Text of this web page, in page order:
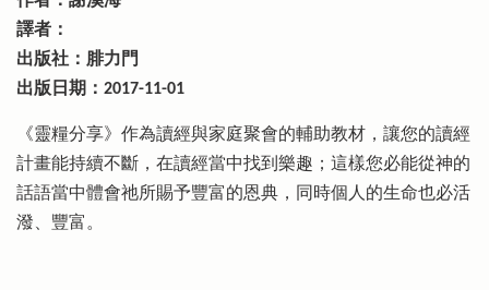
譯者：
出版社：腓力門
出版日期：2017-11-01
《靈糧分享》作為讀經與家庭聚會的輔助教材，讓您的讀經
計畫能持續不斷，在讀經當中找到樂趣；這樣您必能從神的
話語當中體會祂所賜予豐富的恩典，同時個人的生命也必活
潑、豐富。